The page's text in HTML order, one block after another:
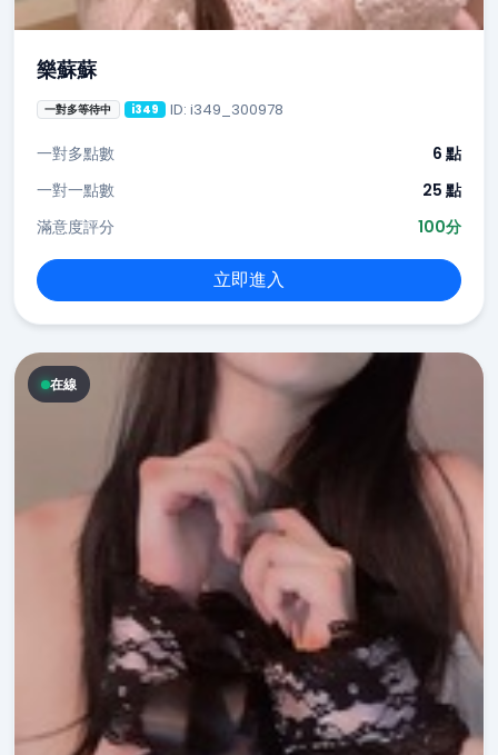
樂蘇蘇
一對多等待中 i349 ID: i349_300978
一對多點數
6 點
一對一點數
25 點
滿意度評分
100分
立即進入
在線